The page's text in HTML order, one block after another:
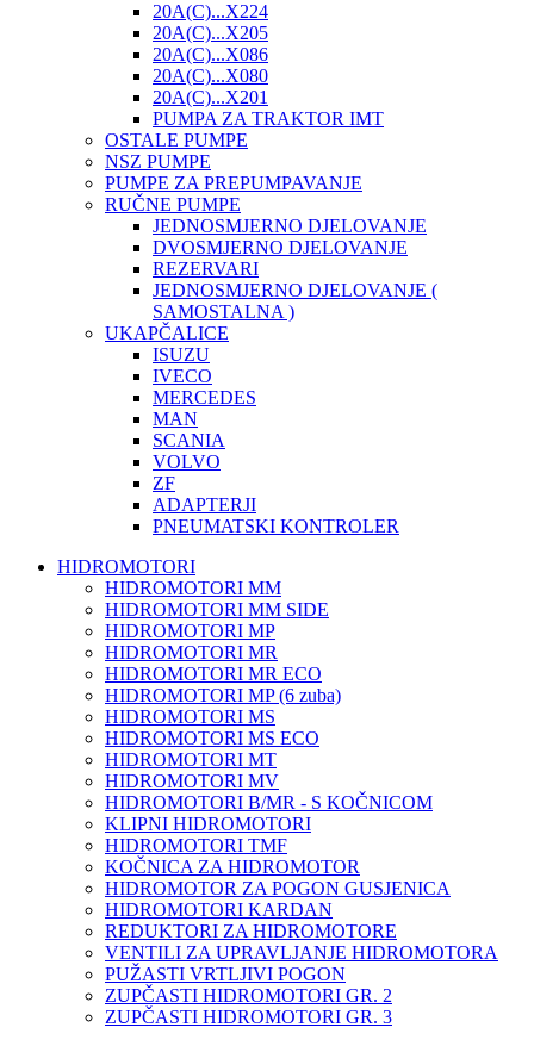
20A(C)...X224
20A(C)...X205
20A(C)...X086
20A(C)...X080
20A(C)...X201
PUMPA ZA TRAKTOR IMT
OSTALE PUMPE
NSZ PUMPE
PUMPE ZA PREPUMPAVANJE
RUČNE PUMPE
JEDNOSMJERNO DJELOVANJE
DVOSMJERNO DJELOVANJE
REZERVARI
JEDNOSMJERNO DJELOVANJE (
SAMOSTALNA )
UKAPČALICE
ISUZU
IVECO
MERCEDES
MAN
SCANIA
VOLVO
ZF
ADAPTERJI
PNEUMATSKI KONTROLER
HIDROMOTORI
HIDROMOTORI MM
HIDROMOTORI MM SIDE
HIDROMOTORI MP
HIDROMOTORI MR
HIDROMOTORI MR ECO
HIDROMOTORI MP (6 zuba)
HIDROMOTORI MS
HIDROMOTORI MS ECO
HIDROMOTORI MT
HIDROMOTORI MV
HIDROMOTORI B/MR - S KOČNICOM
KLIPNI HIDROMOTORI
HIDROMOTORI TMF
KOČNICA ZA HIDROMOTOR
HIDROMOTOR ZA POGON GUSJENICA
HIDROMOTORI KARDAN
REDUKTORI ZA HIDROMOTORE
VENTILI ZA UPRAVLJANJE HIDROMOTORA
PUŽASTI VRTLJIVI POGON
ZUPČASTI HIDROMOTORI GR. 2
ZUPČASTI HIDROMOTORI GR. 3